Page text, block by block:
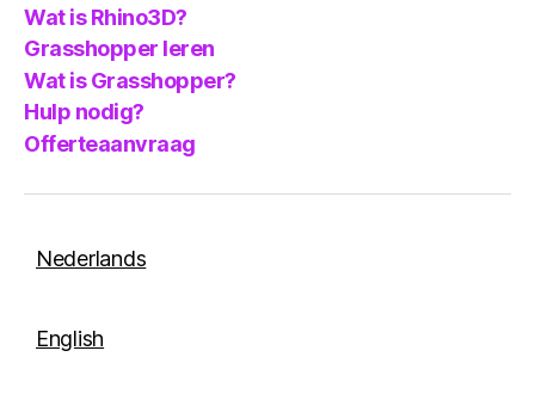
Wat is Rhino3D?
Grasshopper leren
Wat is Grasshopper?
Hulp nodig?
Offerteaanvraag
Nederlands
English